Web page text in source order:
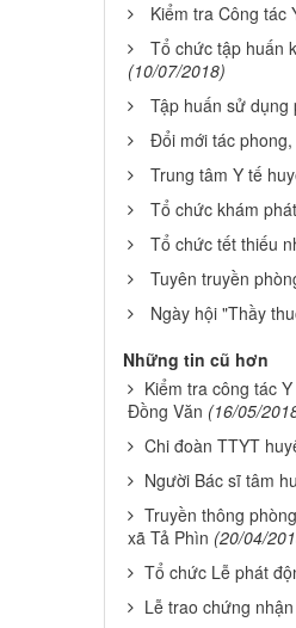
Kiểm tra Công tác
Tổ chức tập huấn
(10/07/2018)
Tập huấn sử dụng
Đổi mới tác
Trung tâm Y tế
Tổ chức khám
Tổ chức tết thiếu
Tuyên truyền
Ngày hội "Thầy
Những tin cũ hơn
Kiểm tra công tác
Đồng Văn (16/05/
Chi đoàn TTYT
Người Bác sĩ tâm
Truyền thông
xã Tả Phìn (20/04/
Tổ chức Lễ phát
Lễ trao chứng